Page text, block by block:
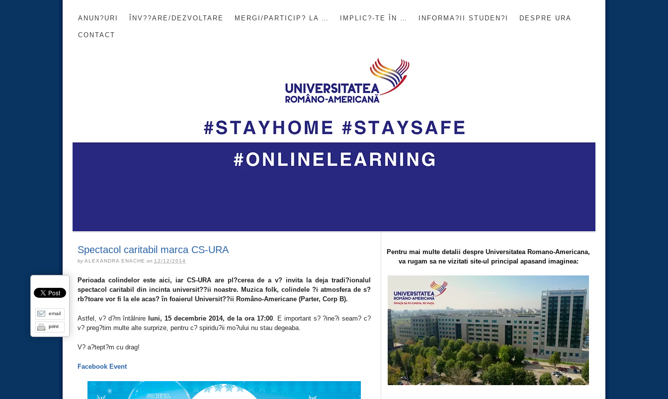
ANUN?URI ÎNV??ARE/DEZVOLTARE MERGI/PARTICIP? LA … IMPLIC?-TE ÎN … INFORMA?II STUDEN?I DESPRE URA
CONTACT
Spectacol caritabil marca CS-URA
byALEXANDRA ENACHE on 12/12/2014
Perioada colindelor este aici, iar CS-URA are pl?cerea de a v? invita la deja tradi?ionalul
spectacol caritabil din incinta universit??ii noastre. Muzica folk, colindele ?i atmosfera de s?
rb?toare vor fi la ele acas? în foaierul Universit??ii Româno-Americane (Parter, Corp B).
Astfel, v? d?m întâlnire luni, 15 decembrie 2014, de la ora 17:00 . E important s? ?ine?i seam? c?
v? preg?tim multe alte surprize, pentru c? spiridu?ii mo?ului nu stau degeaba.
V? a?tept?m cu drag!
Facebook Event
Pentru mai multe detalii despre Universitatea Romano-Americana,
va rugam sa ne vizitati site-ul principal apasand imaginea:
email
print